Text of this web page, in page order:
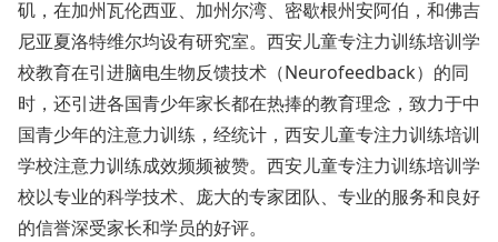
矶，在加州瓦伦西亚、加州尔湾、密歇根州安阿伯，和佛吉
尼亚夏洛特维尔均设有研究室。西安儿童专注力训练培训学
校教育在引进脑电生物反馈技术（Neurofeedback）的同
时，还引进各国青少年家长都在热捧的教育理念，致力于中
国青少年的注意力训练，经统计，西安儿童专注力训练培训
学校注意力训练成效频频被赞。西安儿童专注力训练培训学
校以专业的科学技术、庞大的专家团队、专业的服务和良好
的信誉深受家长和学员的好评。